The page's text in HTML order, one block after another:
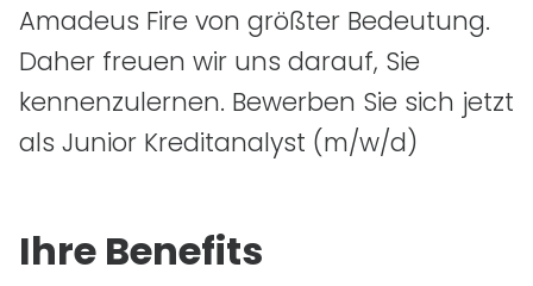
Amadeus Fire von größter Bedeutung.
Daher freuen wir uns darauf, Sie
kennenzulernen. Bewerben Sie sich jetzt
als Junior Kreditanalyst (m/w/d)
Ihre Benefits